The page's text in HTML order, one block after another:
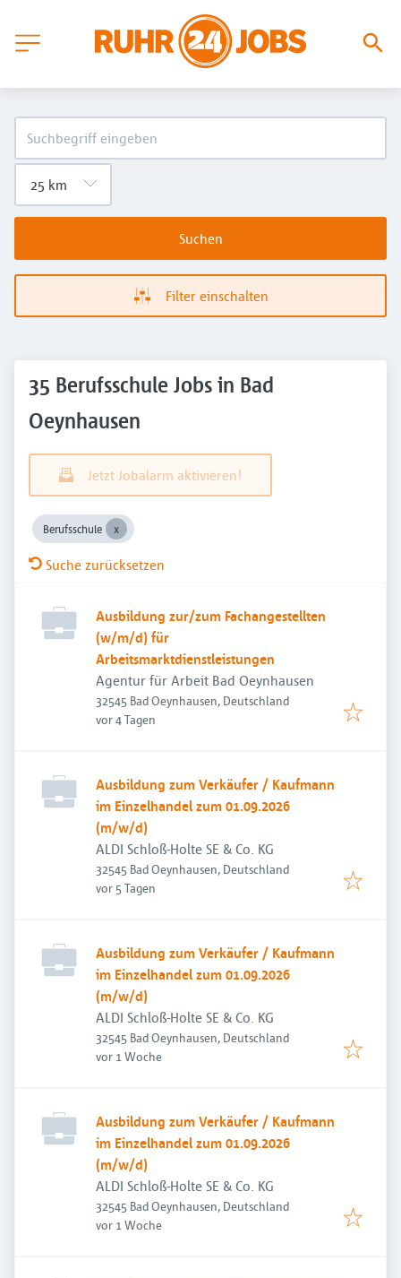
Suchen
Filter einschalten
35 Berufsschule Jobs in Bad
Oeynhausen
Jetzt Jobalarm aktivieren!
Berufsschule
Suche zurücksetzen
Ausbildung zur/zum Fachangestellten
(w/m/d) für
Arbeitsmarktdienstleistungen
Agentur für Arbeit Bad Oeynhausen
32545 Bad Oeynhausen, Deutschland
Veröffentlicht
vor 4 Tagen
Ausbildung zum Verkäufer / Kaufmann
im Einzelhandel zum 01.09.2026
(m/w/d)
ALDI Schloß-Holte SE & Co. KG
32545 Bad Oeynhausen, Deutschland
Veröffentlicht
vor 5 Tagen
Ausbildung zum Verkäufer / Kaufmann
im Einzelhandel zum 01.09.2026
(m/w/d)
ALDI Schloß-Holte SE & Co. KG
32545 Bad Oeynhausen, Deutschland
Veröffentlicht
vor 1 Woche
Ausbildung zum Verkäufer / Kaufmann
im Einzelhandel zum 01.09.2026
(m/w/d)
ALDI Schloß-Holte SE & Co. KG
32545 Bad Oeynhausen, Deutschland
Veröffentlicht
vor 1 Woche